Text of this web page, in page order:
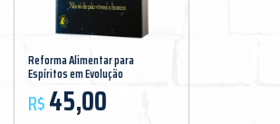
Reforma Alimentar para
Espíritos em Evolução
R$45,00